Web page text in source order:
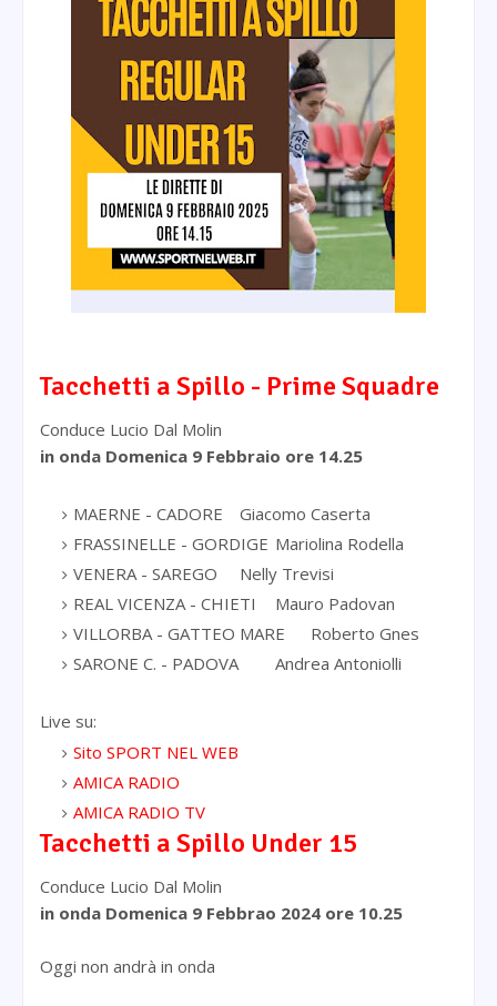
Tacchetti a Spillo - Prime Squadre
Conduce Lucio Dal Molin
in onda Domenica 9 Febbraio ore 14.25
MAERNE - CADORE
Giacomo Caserta
FRASSINELLE - GORDIGE Mariolina Rodella
VENERA - SAREGO
Nelly Trevisi
REAL VICENZA - CHIETI
Mauro Padovan
VILLORBA - GATTEO MARE
Roberto Gnes
SARONE C. - PADOVA
Andrea Antoniolli
Live su:
Sito SPORT NEL WEB
AMICA RADIO
AMICA RADIO TV
Tacchetti a Spillo Under 15
Conduce Lucio Dal Molin
in onda Domenica 9 Febbrao 2024 ore 10.25
Oggi non andrà in onda